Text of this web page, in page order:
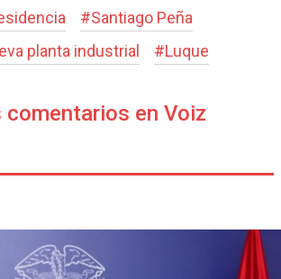
#Santiago Peña
planta industrial #Luque
comentarios en Voiz